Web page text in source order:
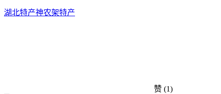
湖北特产神农架特产
赞 (1)